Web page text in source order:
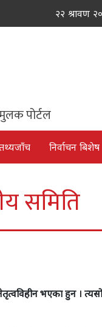
२२ श्रावण
पोर्टल
निर्वाचन बिशेष
समिति
भएका हुन ।